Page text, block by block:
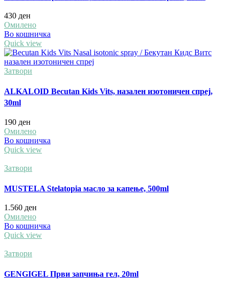
430 ден
Омилено
Во кошничка
Quick view
Затвори
ALKALOID Becutan Kids Vits, назален изотоничен спреј,
30ml
190 ден
Омилено
Во кошничка
Quick view
Затвори
MUSTELA Stelatopia масло за капење, 500ml
1.560 ден
Омилено
Во кошничка
Quick view
Затвори
GENGIGEL Први запчиња гел, 20ml